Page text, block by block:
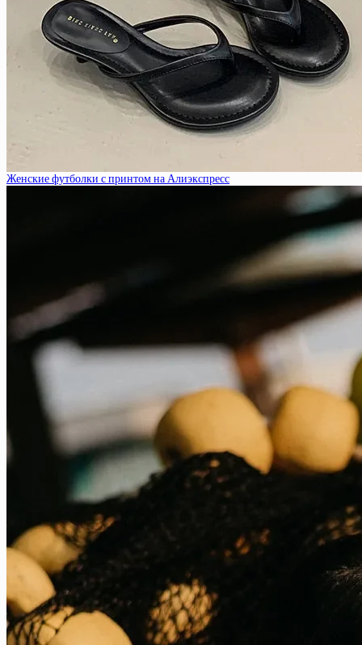
Женские футболки с принтом на Алиэкспресс